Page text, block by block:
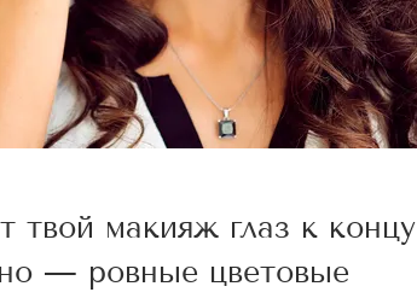
твой макияж глаз к концу
— ровные цветовые